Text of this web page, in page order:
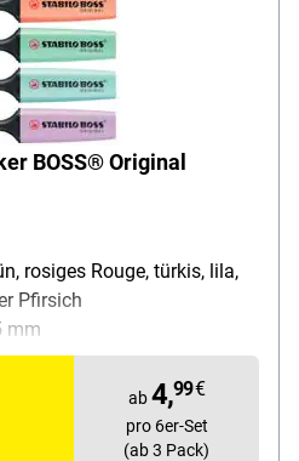
BOSS® Original
rosiges Rouge, türkis, lila,
Pfirsich
mm
lichtbeständig, hohe
Farben; starke Leuchtkraft;
ab4,99€
pro 6er-Set
(ab 3 Pack)